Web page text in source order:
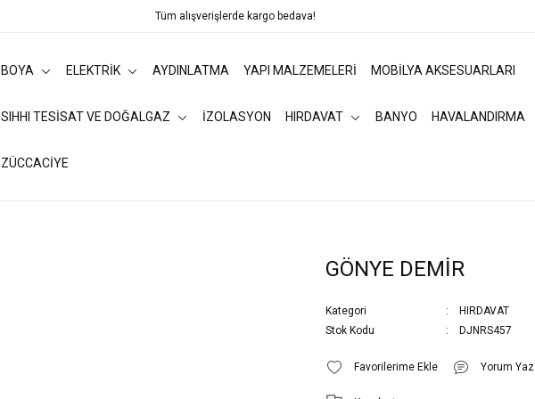
Tüm alışverişlerde kargo bedava!
BOYA ELEKTRİK AYDINLATMA YAPI MALZEMELERİ MOBİLYA AKSESUARLARI
SIHHI TESİSAT VE DOĞALGAZ İZOLASYON HIRDAVAT BANYO HAVALANDIRMA
ZÜCCACİYE
GÖNYE DEMİR
Kategori
HIRDAVAT
Stok Kodu
DJNRS457
Yorum Yaz